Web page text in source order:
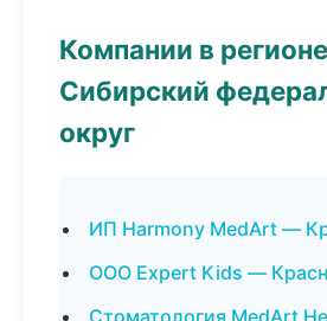
Компании в
Сибирский
округ
ИП Harmony MedArt —
ООО Expert Kids —
Стоматология MedArt